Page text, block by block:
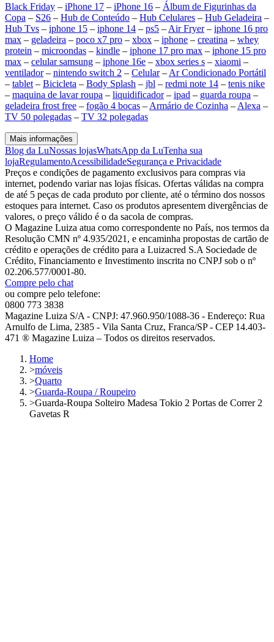
Black Friday – iPhone 17 – iPhone 16 – Álbum de Figurinhas da
Copa – S26 – Hub de Conteúdo – Hub Celulares – Hub Geladeira –
Hub Tvs – iphone 15 – iphone 14 – ps5 – Air Fryer– iphone 16 pro
max – geladeira – poco x7 pro – xbox – iphone – creatina – whey
protein – microondas – kindle – iphone 17 pro max – iphone 15 pro
max – celular samsung – iphone 16e – xbox series s – xiaomi –
ventilador– nintendo switch 2 – Celular– Ar Condicionado Portátil
– tablet – Bicicleta – Body Splash – jbl – redmi note 14 – tenis nike
– maquina de lavar roupa – liquidificador– ipad – guarda roupa –
geladeira frost free – fogão 4 bocas – Armário de Cozinha – Alexa –
TV 50 polegadas – TV 32 polegadas
Mais informações
Blog da LuNossas lojasWhatsApp da LuTenha sua
lojaRegulamentoAcessibilidadeSegurança e Privacidade
Preços e condições de pagamento exclusivos para compras via
internet, podendo variar nas lojas físicas. Ofertas válidas na compra
de até 5 peças de cada produto por cliente, até o término dos nossos
estoques para internet. Caso os produtos apresentem divergências de
valores, o preço válido é o da sacola de compras.
O Magazine Luiza atua como correspondente no País, nos termos da
Resolução CMN nº 4.935/2021, e encaminha propostas de cartão de
crédito e operações de crédito para a Luizacred S.A Sociedade de
Crédito, Financiamento e Investimento inscrita no CNPJ sob o nº
02.206.577/0001-80.
Compre pelo chat
ou compre pelo telefone:
0800 773 3838
Magazine Luiza S/A - CNPJ: 47.960.950/1088-36 - Endereço: Rua
Arnulfo de Lima, 2385 - Vila Santa Cruz, Franca/SP - CEP 14.403-
471 ® Magazine Luiza – Todos os direitos reservados.
Home
>móveis
>Quarto
>Guarda-Roupa / Roupeiro
>Guarda-Roupa Solteiro Madesa Tokio 2 Portas de Correr 2
Gavetas R